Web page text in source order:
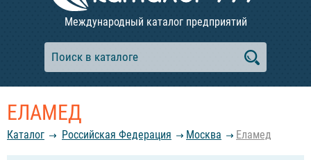
Международный каталог предприятий
ЕЛАМЕД
Каталог Российcкая Федерация Москва Еламед